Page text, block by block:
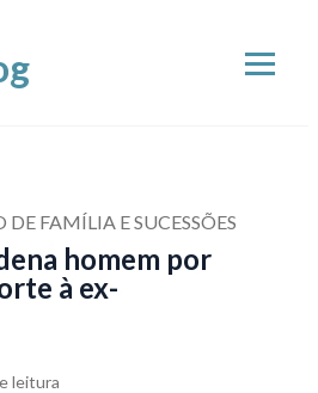
DE FAMÍLIA E SUCESSÕES
homem por
à ex-
leitura